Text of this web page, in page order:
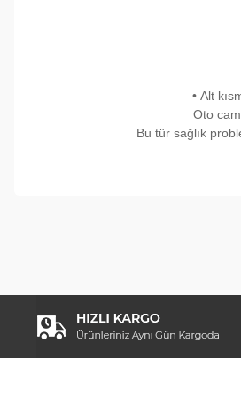
• Alt
Oto
Bu tür sağlık
Ürün fiyatı diğer sitelerden daha
Bu ürüne benzer farklı alternatifler